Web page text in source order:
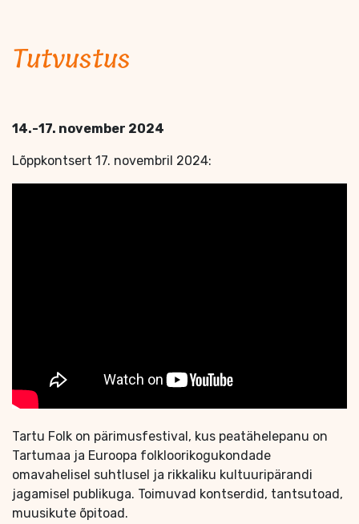
Tutvustus
14.-17. november 2024
Lõppkontsert 17. novembril 2024:
Tartu Folk on pärimusfestival, kus peatähelepanu on
Tartumaa ja Euroopa folkloorikogukondade
omavahelisel suhtlusel ja rikkaliku kultuuripärandi
jagamisel publikuga. Toimuvad kontserdid, tantsutoad,
muusikute õpitoad.